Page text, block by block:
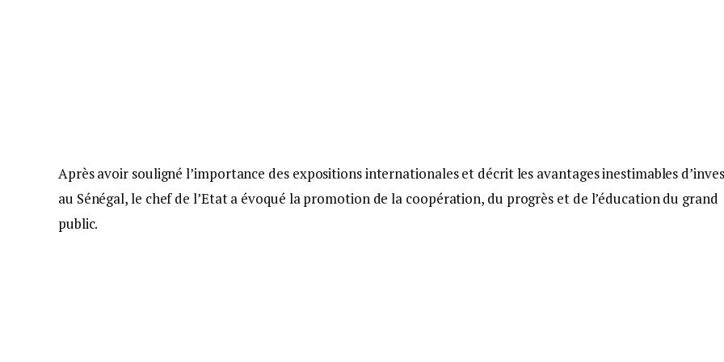
Après avoir souligné l’importance des expositions internationales et décrit les avantages inestimables
au Sénégal, le chef de l’Etat a évoqué la promotion de la coopération, du progrès et de l’éducation du grand
public.